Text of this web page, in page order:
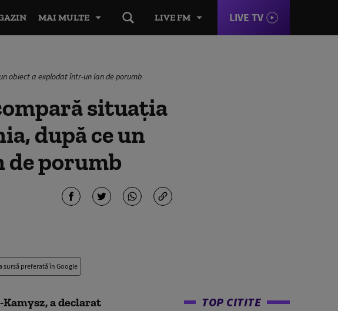
LIVE FM LIVE TV
MAI MULTE
obiect a explodat într-un lan de porumb
situația
după ce un
de porumb
sursă preferată în Google
a declarat
TOP CITITE